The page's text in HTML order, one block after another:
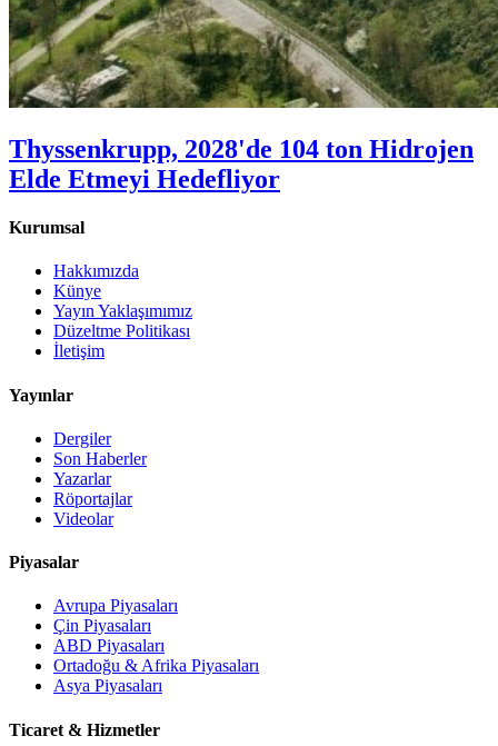
Thyssenkrupp, 2028'de 104 ton Hidrojen
Elde Etmeyi Hedefliyor
Kurumsal
Hakkımızda
Künye
Yayın Yaklaşımımız
Düzeltme Politikası
İletişim
Yayınlar
Dergiler
Son Haberler
Yazarlar
Röportajlar
Videolar
Piyasalar
Avrupa Piyasaları
Çin Piyasaları
ABD Piyasaları
Ortadoğu & Afrika Piyasaları
Asya Piyasaları
Ticaret & Hizmetler